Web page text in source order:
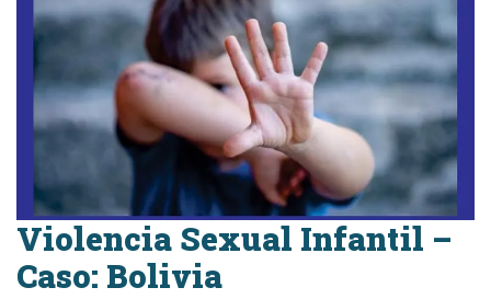
Violencia Sexual Infantil –
Caso: Bolivia